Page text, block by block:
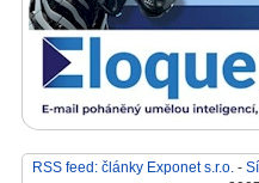
RSS feed: články Exponet s.r.o. -